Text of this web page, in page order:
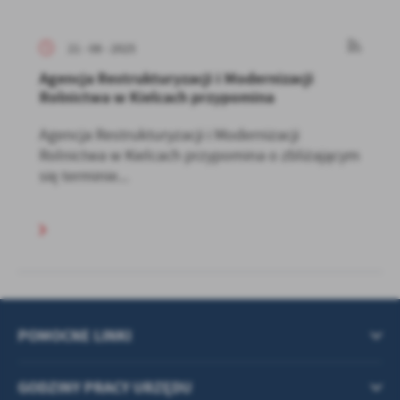
21 - 08 - 2025
Agencja Restrukturyzacji i Modernizacji
Rolnictwa w Kielcach przypomina
Agencja Restrukturyzacji i Modernizacji
Rolnictwa w Kielcach przypomina o zbliżającym
się terminie...
POMOCNE LINKI
GODZINY PRACY URZĘDU